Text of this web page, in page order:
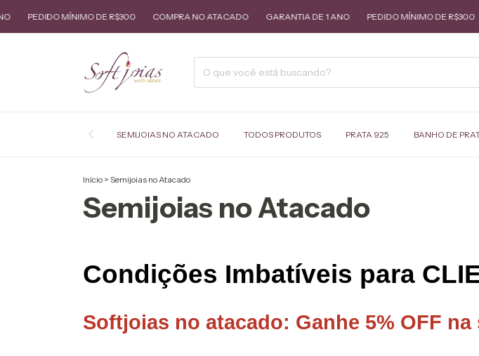
MÍNIMO DE R$300 COMPRA NO ATACADO GARANTIA DE 1 ANO PEDIDO MÍNIMO DE R$300
SEMIJOIAS NO ATACADO TODOS PRODUTOS PRATA 925 BANHO DE
Início > Semijoias no Atacado
Semijoias no Atacado
Condições Imbatíveis para
Softjoias no atacado: Ganhe 5% OFF